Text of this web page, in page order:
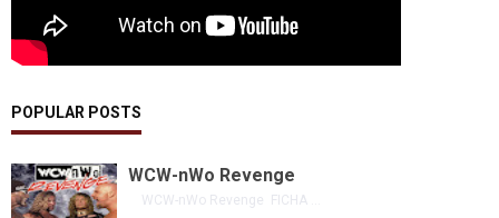
POPULAR POSTS
WCW-nWo Revenge
WCW-nWo Revenge FICHA ...